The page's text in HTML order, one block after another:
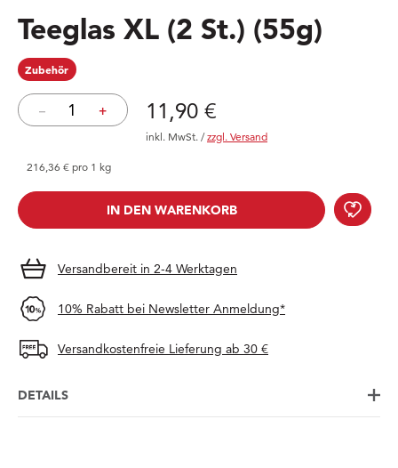
Teeglas XL (2 St.) (55g)
Zubehör
– + Preis: 11,90 €
11,90 €
inkl. MwSt. /zzgl. Versand
216,36 € pro 1 kg
IN DEN WARENKORB
Versandbereit in 2-4 Werktagen
10% Rabatt bei Newsletter Anmeldung*
Versandkostenfreie Lieferung ab 30 €
DETAILS